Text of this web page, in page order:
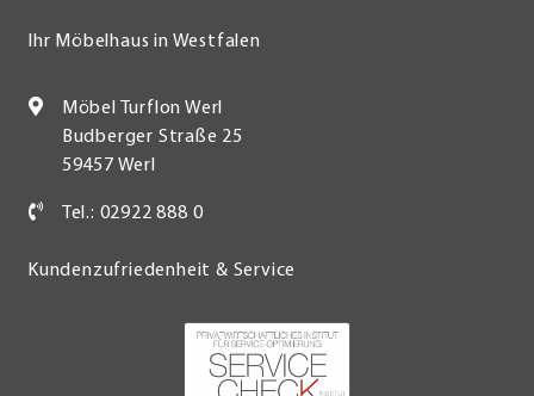
Ihr Möbelhaus in Westfalen
Möbel Turflon Werl
Budberger Straße 25
59457 Werl
Tel.: 02922 888 0
Kundenzufriedenheit & Service